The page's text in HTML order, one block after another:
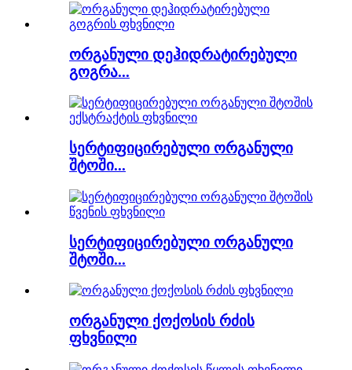
ორგანული დეჰიდრატირებული
გოგრა...
სერტიფიცირებული ორგანული
შტოში...
სერტიფიცირებული ორგანული
შტოში...
ორგანული ქოქოსის რძის
ფხვნილი